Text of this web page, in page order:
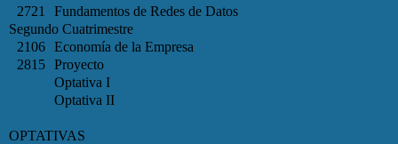
2721
Fundamentos de Redes de Datos
Segundo Cuatrimestre
2106
Economía de la Empresa
2815
Proyecto
Optativa I
Optativa II
OPTATIVAS